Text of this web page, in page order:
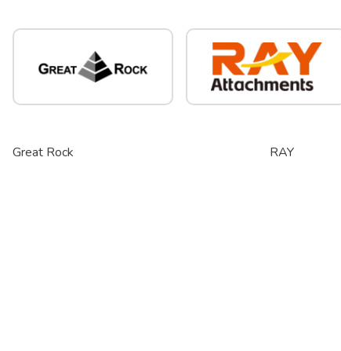
Great Rock RAY